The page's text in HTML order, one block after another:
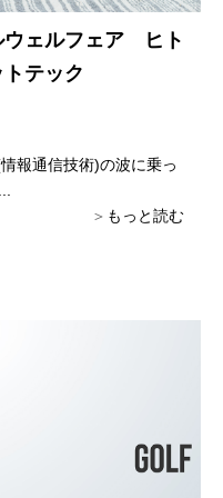
ウェルフェア ヒト
テック
報通信技術)の波に乗っ
もっと読む